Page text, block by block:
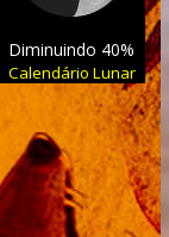
Diminuindo 40%
Calendário Lunar